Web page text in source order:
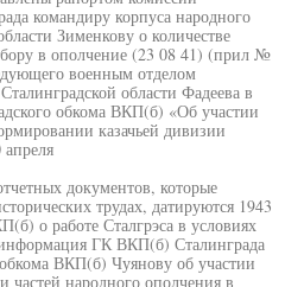
командиру корпуса народного
Зименкову о количестве
в ополчение (23 08 41) (прил №
военным отделом
области Фадеева в
обкома ВКП(б) «Об участии
казачьей дивизии
документов, которые
трудах, датируются 1943
о работе Сталгрэса в условиях
ГК ВКП(б) Сталинграда
ВКП(б) Чуянову об участии
частей народного ополчения в